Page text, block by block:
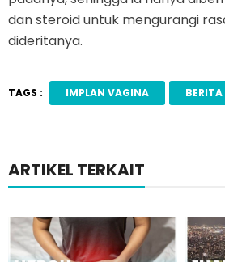
dan steroid untuk mengurangi
dideritanya.
TAGS : IMPLAN VAGINA BERITA
ARTIKEL TERKAIT